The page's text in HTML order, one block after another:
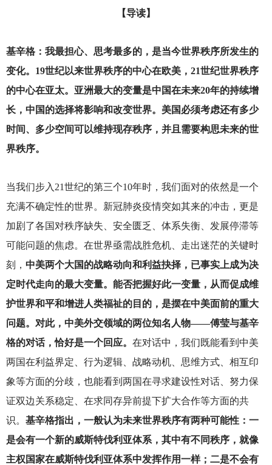
【导读】
基辛格：我最担心、思考最多的，是当今世界秩序所发生的
变化。19世纪以来世界秩序的中心在欧美，21世纪世界秩序
的中心在亚太。亚洲最大的变量是中国在未来20年的持续增
长，中国的选择将影响和改变世界。美国必须考虑还有多少
时间、多少空间可以维持现存秩序，并且需要构思未来的世
界秩序。
当我们步入21世纪的第三个10年时，我们面对的依然是一个
充满不确定性的世界。新冠肺炎疫情突如其来的冲击，更是
加剧了各国对秩序缺失、安全匮乏、体系失衡、发展停滞等
可能问题的焦虑。在世界亟需战胜危机、走出迷茫的关键时
刻， 中美两个大国的战略动向和利益抉择，已事实上成为决
定时代走向的最大变量。能否把握好此一变量，从而促成维
护世界和平和增进人类福祉的目的，是摆在中美面前的重大
问题。对此，中美外交领域的两位知名人物——傅莹与基辛
格的对话，恰好是一个回应。 在对话中，我们既能看到中美
两国在利益界定、行为逻辑、战略动机、思维方式、相互印
象等方面的分歧，也能看到两国在寻求建设性对话、努力保
证双边关系稳定、在求同存异前提下扩大合作等方面的共
识。 基辛格指出，一般认为未来世界秩序有两种可能性：一
是会有一个新的威斯特伐利亚体系，其中有不同秩序，就像
主权国家在威斯特伐利亚体系中发挥作用一样；二是不会有